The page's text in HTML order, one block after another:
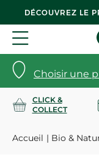
DÉCOUVREZ LE
Choisir une
CLICK &
COLLECT
Accueil Bio &